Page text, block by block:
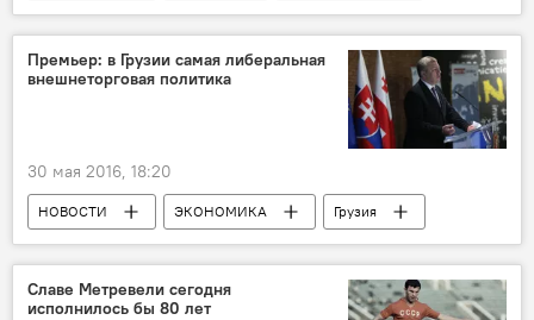
Видео
Премьер: в Грузии самая либеральная
внешнеторговая политика
30 мая 2016, 18:20
НОВОСТИ ЭКОНОМИКА Грузия
Славе Метревели сегодня
исполнилось бы 80 лет